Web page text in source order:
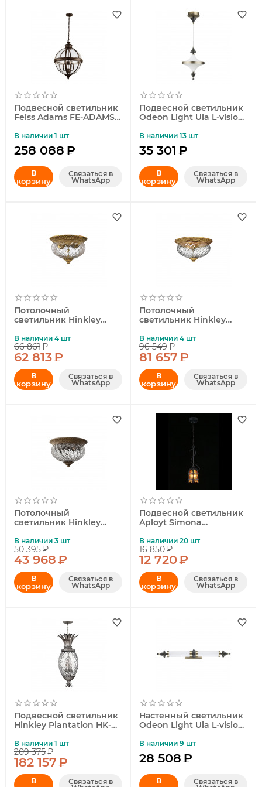
Подвесной светильник
Feiss Adams FE-ADAMS-
В наличии 1 шт
258 088₽
В
корзину
Связаться в
WhatsApp
Подвесной светильник
Odeon Light Ula L-vision
В наличии 13 шт
35 301 ₽
В
корзину
Связаться в
WhatsApp
Потолочный
светильник Hinkley
PLANTATION-FS-BB
В наличии 4 шт
66 861₽
62 813₽
В
корзину
Связаться в
WhatsApp
Потолочный
светильник Hinkley
PLANTATION-FL-BB
В наличии 4 шт
96 549₽
81 657₽
В
корзину
Связаться в
WhatsApp
Потолочный
светильник Hinkley
S-PZ
В наличии 3 шт
50 395₽
43 968₽
В
корзину
Связаться в
WhatsApp
Подвесной светильник
Aployt Simona
В наличии 20 шт
16 850₽
12 720₽
В
корзину
Связаться в
WhatsApp
Подвесной светильник
Hinkley Plantation HK-
В наличии 1 шт
209 375₽
182 157₽
В
Связаться в
Настенный светильник
Odeon Light Ula L-vision
В наличии 9 шт
28 508₽
В
Связаться в